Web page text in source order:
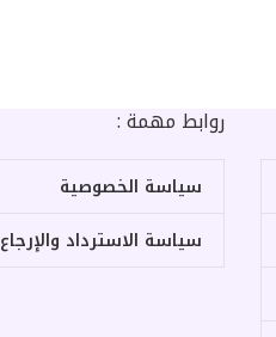
روابط مهمة :
سياسة الخصوصية
سياسة الاسترداد والإرجاع